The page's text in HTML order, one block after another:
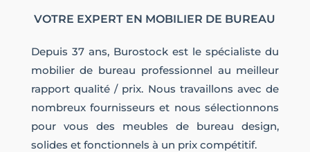
VOTRE EXPERT EN MOBILIER DE BUREAU
Depuis 37 ans, Burostock est le spécialiste du
mobilier de bureau professionnel au meilleur
rapport qualité / prix. Nous travaillons avec de
nombreux fournisseurs et nous sélectionnons
pour vous des meubles de bureau design,
solides et fonctionnels à un prix compétitif.